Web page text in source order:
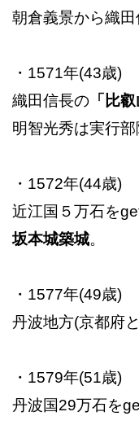
朝倉義景から織田
・1571年(43歳)
織田信長の 「比
明智光秀は実行部
・1572年(44歳)
近江国５万石をget
坂本城築城。
・1577年(49歳)
丹波地方(京都府
・1579年(51歳)
丹波国29万石を